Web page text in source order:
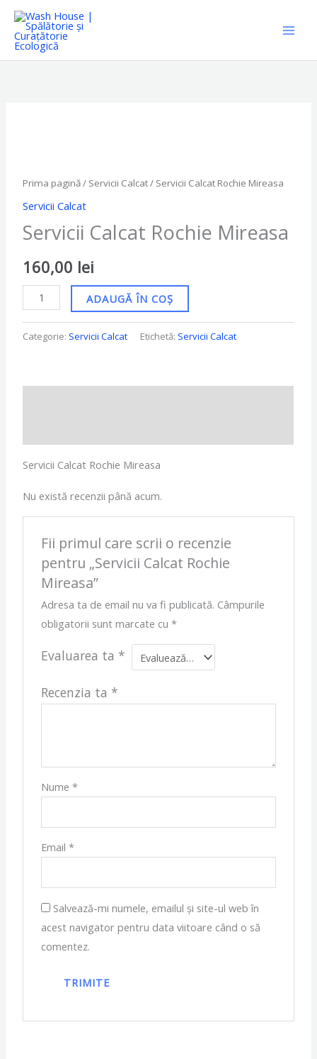
Skip
content
Prima pagină/ Servicii Calcat/ Servicii Calcat Rochie Mireasa
Servicii Calcat
Servicii Calcat Rochie Mireasa
160,00 lei
Mireasa
ADAUGĂ ÎN COȘ
Categorie: Servicii Calcat Etichetă: Servicii Calcat
Servicii Calcat Rochie Mireasa
Nu există recenzii până acum.
Fii primul care scrii o recenzie
pentru „Servicii Calcat Rochie
Mireasa”
Adresa ta de email nu va fi publicată. Câmpurile
obligatorii sunt marcate cu *
Evaluarea ta *
Recenzia ta *
Nume *
Email *
Salvează-mi numele, emailul și site-ul web în
acest navigator pentru data viitoare când o să
comentez.